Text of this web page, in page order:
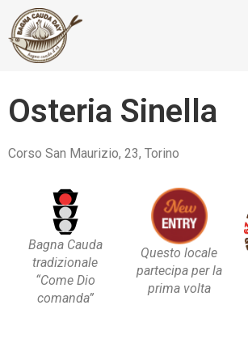
Osteria Sinella
Corso San Maurizio, 23, Torino
Bagna Cauda
tradizionale
“Come Dio
comanda”
Questo locale
partecipa per la
prima volta